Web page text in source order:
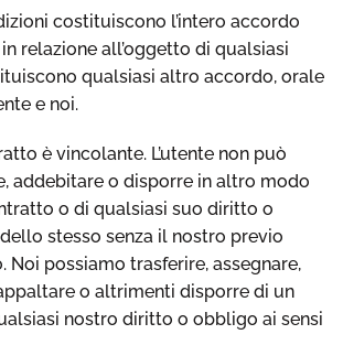
costituiscono l’intero accordo
relazione all’oggetto di qualsiasi
qualsiasi altro accordo, orale
e noi.
è vincolante. L’utente non può
addebitare o disporre in altro modo
o di qualsiasi suo diritto o
stesso senza il nostro previo
Noi possiamo trasferire, assegnare,
o altrimenti disporre di un
nostro diritto o obbligo ai sensi